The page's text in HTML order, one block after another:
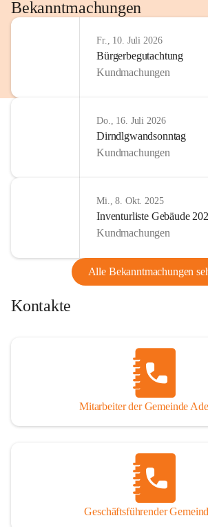
http://www.omv.com
Bekanntmachungen
Fr., 10. Juli 2026
Bürgerbegutachtung
Kundmachungen
Do., 16. Juli 2026
Dirndlgwandsonntag
Kundmachungen
Mi., 8. Okt. 2025
Inventurliste Gebäude
Kundmachungen
Alle Bekanntmachungen
Kontakte
Mitarbeiter der Gemeinde
Geschäftsführender